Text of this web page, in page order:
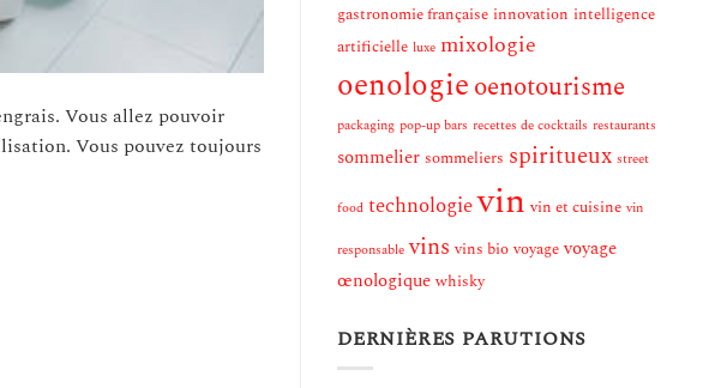
Vous allez pouvoir
Vous pouvez toujours
gastronomie française innovation intelligence
artificielle luxe mixologie
oenologieoenotourisme
packaging pop-up bars recettes de cocktails restaurants
sommelier sommeliers spiritueux street
food technologievin vin et cuisine vin
responsable vins vins bio voyage voyage
œnologique whisky
DERNIÈRES PARUTIONS